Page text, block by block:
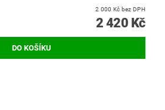
2 000 Kč bez DPH
2 420 Kč